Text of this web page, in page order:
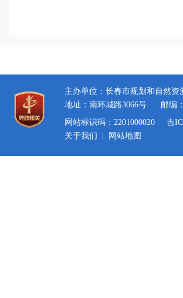
主办单位：长春市规划和自然资
地址：南环城路3066号
邮编
网站标识码：2201000020
吉
关于我们
网站地图